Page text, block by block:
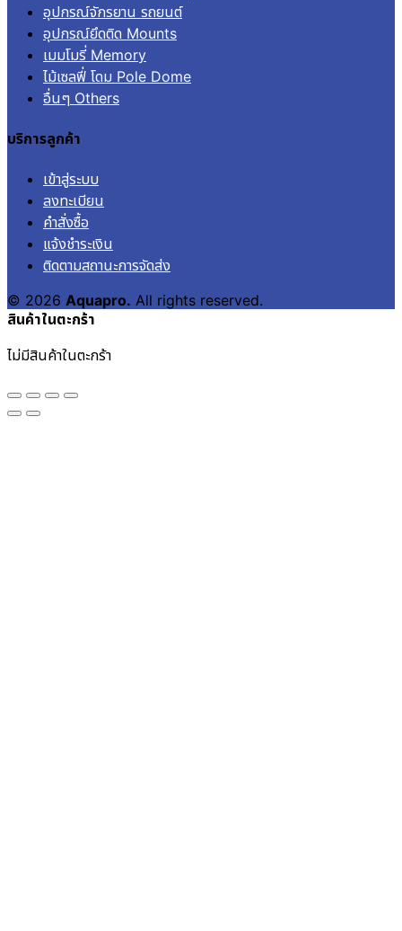
อุปกรณ์จักรยาน รถยนต์
อุปกรณ์ยึดติด Mounts
เมมโมรี่ Memory
ไม้เซลฟี่ โดม Pole Dome
อื่นๆ Others
บริการลูกค้า
เข้าสู่ระบบ
ลงทะเบียน
คำสั่งซื้อ
แจ้งชำระเงิน
ติดตามสถานะการจัดส่ง
© 2026 Aquapro. All rights reserved.
สินค้าในตะกร้า
ไม่มีสินค้าในตะกร้า